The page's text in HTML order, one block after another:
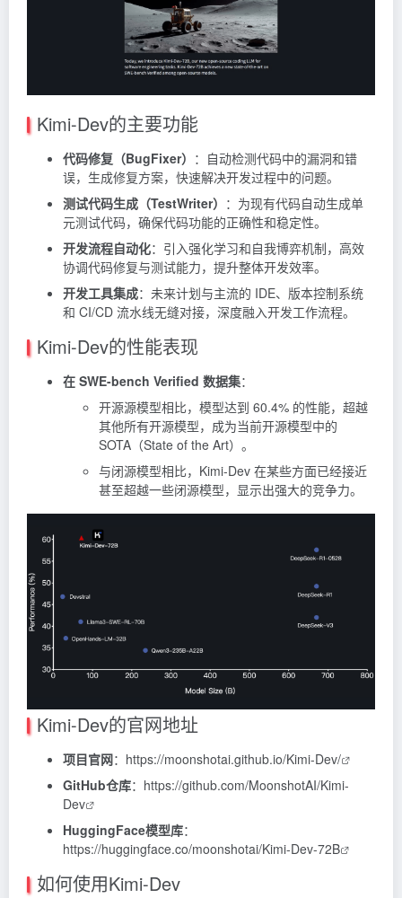
Kimi-Dev的主要功能
代码修复（BugFixer） ：自动检测代码中的漏洞和错
误，生成修复方案，快速解决开发过程中的问题。
测试代码生成（TestWriter） ：为现有代码自动生成单
元测试代码，确保代码功能的正确性和稳定性。
开发流程自动化：引入强化学习和自我博弈机制，高效
协调代码修复与测试能力，提升整体开发效率。
开发工具集成：未来计划与主流的 IDE、版本控制系统
和 CI/CD 流水线无缝对接，深度融入开发工作流程。
Kimi-Dev的性能表现
在 SWE-bench Verified 数据集：
开源源模型相比，模型达到 60.4% 的性能，超越
其他所有开源模型，成为当前开源模型中的
SOTA（State of the Art）。
与闭源模型相比，Kimi-Dev 在某些方面已经接近
甚至超越一些闭源模型，显示出强大的竞争力。
Kimi-Dev的官网地址
项目官网： https://moonshotai.github.io/Kimi-Dev/
GitHub仓库： https://github.com/MoonshotAI/Kimi-
Dev
HuggingFace模型库：
https://huggingface.co/moonshotai/Kimi-Dev-72B
如何使用Kimi-Dev